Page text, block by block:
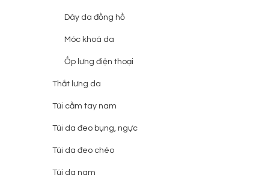
Dây da đồng hồ
Móc khoá da
Ốp lưng điện thoại
Thắt lưng da
Túi cầm tay nam
Túi da đeo bụng, ngực
Túi da đeo chéo
Túi da nam